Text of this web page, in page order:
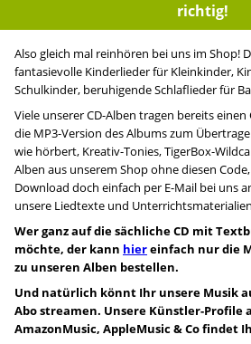
richtig!
Also gleich mal reinhören bei uns im Shop!
fantasievolle Kinderlieder für Kleinkinder,
Schulkinder, beruhigende Schlaflieder für
Viele unserer CD-Alben tragen bereits
die MP3-Version des Albums zum
wie hörbert, Kreativ-Tonies, TigerBox-
Alben aus unserem Shop ohne diesen
Download doch einfach per E-Mail bei uns
unsere Liedtexte und
Wer ganz auf die sächliche CD mit
möchte, der kann hiereinfach nur die
zu unseren Alben bestellen.
Und natürlich könnt Ihr unsere Musik
Abo streamen. Unsere Künstler-Profile
AmazonMusic, AppleMusic & Co findet